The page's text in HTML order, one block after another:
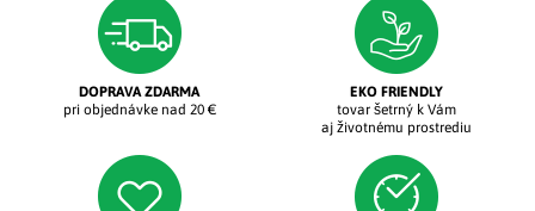
DOPRAVA ZDARMA
pri objednávke nad 20 €
EKO FRIENDLY
tovar šetrný k Vám
aj životnému prostrediu